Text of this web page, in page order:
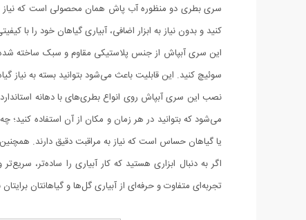
سری بطری دو منظوره آب پاش همان محصولی است که نیاز
کنید و بدون نیاز به ابزار اضافی، آبیاری گیاهان خود را با
این سری آبپاش از جنس پلاستیکی مقاوم و سبک ساخته
سوئیچ کنید. این قابلیت باعث می‌شود بتوانید بسته به نیاز
نصب این سری آبپاش روی انواع بطری‌های با دهانه
می‌شود که بتوانید در هر زمان و مکان از آن استفاده کنید؛
یا گیاهان حساس است که نیاز به مراقبت دقیق دارند.
اگر به دنبال ابزاری هستید که کار آبیاری را
تجربه‌ای متفاوت و حرفه‌ای از آبیاری گل‌ها و گیاهانتان